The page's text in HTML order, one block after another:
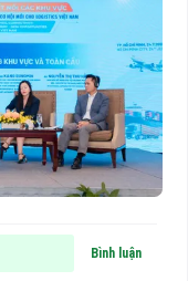
Bình luận